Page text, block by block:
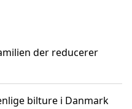
der reducerer
bilture i Danmark